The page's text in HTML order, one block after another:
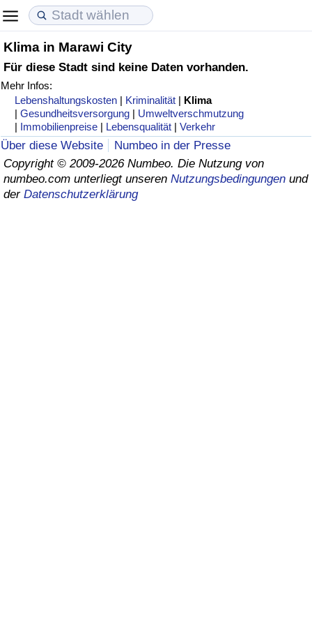
Klima in Marawi City
Für diese Stadt sind keine Daten vorhanden.
Mehr Infos:
Lebenshaltungskosten | Kriminalität | Klima
|Gesundheitsversorgung | Umweltverschmutzung
| Immobilienpreise | Lebensqualität |Verkehr
Über diese Website
Numbeo in der Presse
Copyright © 2009-2026 Numbeo. Die Nutzung von
numbeo.com unterliegt unseren Nutzungsbedingungen und
der Datenschutzerklärung
Lebenshaltungskosten
Lebenshaltungskosten-Index (aktuell)
Lebenshaltungskosten-Index
Lebenshaltungskosten-Index nach Land
in Akaba
Immobilienpreise
Immobilienpreis-Index (aktuell)
Immobilienpreis-Index
Immobilienpreis-Index nach Land
Lebensqualität
Lebensqualität-Index
Lebensqualität-Index (aktuell)
Lebensqualitätsindex nach Land
Kriminalität